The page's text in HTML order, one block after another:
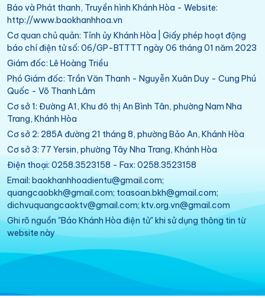
Báo và Phát thanh, Truyền hình Khánh Hòa - Website:
http://www.baokhanhhoa.vn
Cơ quan chủ quản: Tỉnh ủy Khánh Hòa | Giấy phép hoạt động
báo chí điện tử số: 06/GP-BTTTT ngày 06 tháng 01 năm 2023
Giám đốc: Lê Hoàng Triều
Phó Giám đốc: Trần Văn Thanh - Nguyễn Xuân Duy - Cung Phú
Quốc - Võ Thanh Lâm
Cơ sở 1: Đường A1, Khu đô thị An Bình Tân, phường Nam Nha
Trang, Khánh Hòa
Cơ sở 2: 285A đường 21 tháng 8, phường Bảo An, Khánh Hòa
Cơ sở 3: 77 Yersin, phường Tây Nha Trang, Khánh Hòa
Điện thoại: 0258.3523158 - Fax: 0258.3523158
Email: baokhanhhoadientu@gmail.com;
quangcaobkh@gmail.com; toasoan.bkh@gmail.com;
dichvuquangcaoktv@gmail.com; ktv.org.vn@gmail.com
Ghi rõ nguồn "Báo Khánh Hòa điện tử" khi sử dụng thông tin từ
website này